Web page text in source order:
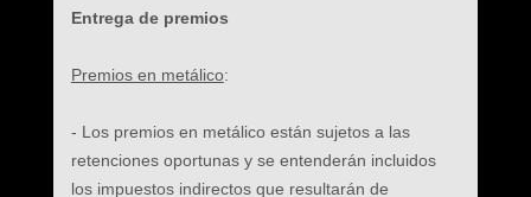
Entrega de premios
Premios en metálico:
- Los premios en metálico están sujetos a las
retenciones oportunas y se entenderán incluidos
los impuestos indirectos que resultarán de